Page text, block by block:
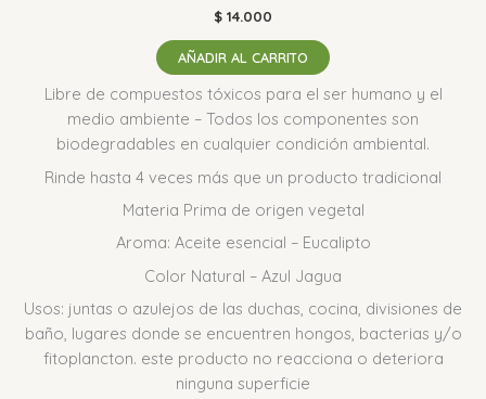
$ 14.000
AÑADIR AL CARRITO
Libre de compuestos tóxicos para el ser humano y el
medio ambiente – Todos los componentes son
biodegradables en cualquier condición ambiental.
Rinde hasta 4 veces más que un producto tradicional
Materia Prima de origen vegetal
Aroma: Aceite esencial – Eucalipto
Color Natural – Azul Jagua
Usos: juntas o azulejos de las duchas, cocina, divisiones de
baño, lugares donde se encuentren hongos, bacterias y/o
fitoplancton. este producto no reacciona o deteriora
ninguna superficie